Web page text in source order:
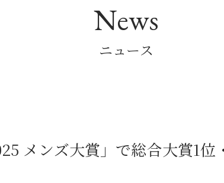
News
ニュース
メンズ大賞」で総合大賞1位